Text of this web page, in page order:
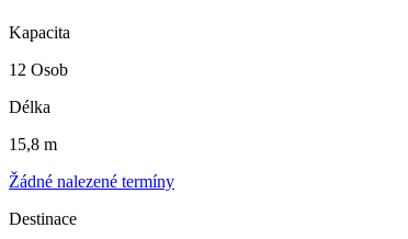
Kapacita
12 Osob
Délka
15,8 m
Žádné nalezené termíny
Destinace